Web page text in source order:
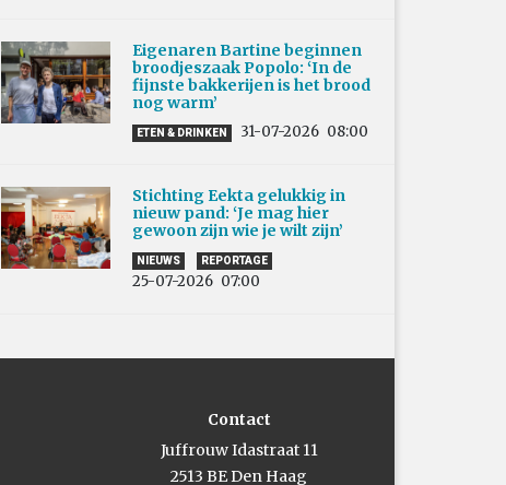
Eigenaren Bartine beginnen
broodjeszaak Popolo: ‘In de
fijnste bakkerijen is het brood
nog warm’
ETEN & DRINKEN 31-07-2026 08:00
Stichting Eekta gelukkig in
nieuw pand: ‘Je mag hier
gewoon zijn wie je wilt zijn’
NIEUWS REPORTAGE
25-07-2026 07:00
Contact
Juffrouw Idastraat 11
2513 BE Den Haag